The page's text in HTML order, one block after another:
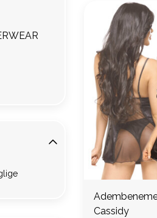
Cassidy